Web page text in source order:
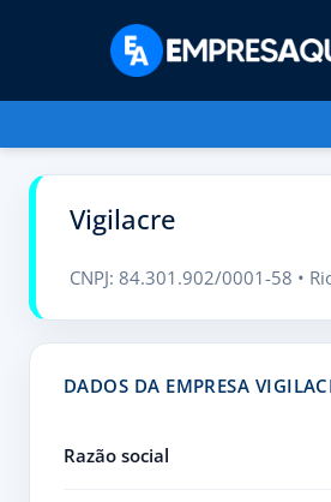
Vigilacre
CNPJ: 84.301.902/0001-58 •
DADOS DA EMPRESA
Razão social